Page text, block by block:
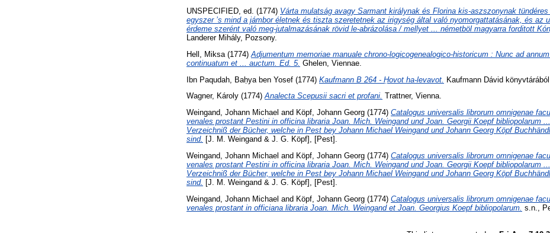
UNSPECIFIED, ed. (1774) Várta mulatság avagy Sarmant királynak és Florina kis-aszszonynak
egyszer ’s mind a jámbor életnek és tiszta szeretetnek az irigység által való nyomorgattatásának, és az
érdeme szerént való meg-jutalmazásának rövid le-abrázolása / mellyet ... németböl magyarra forditott
Landerer Mihály, Pozsony.
Hell, Miksa (1774) Adjumentum memoriae manuale chrono-logicogenealogico-historicum : Nunc ad
continuatum et ... auctum. Ed. 5. Ghelen, Viennae.
Ibn Paqudah, Baḥya ben Yosef (1774) Kaufmann B 264 - Ḥovot ha-levavot. Kaufmann Dávid
Wagner, Károly (1774)Analecta Scepusii sacri et profani. Trattner, Vienna.
Weingand, Johann Michael and Köpf, Johann Georg (1774) Catalogus universalis librorum omnigenae
venales prostant Pestini in officina libraria Joan. Mich. Weingand und Joan. Georgii Koepf bibliopolarum
Verzeichniß der Bücher, welche in Pest bey Johann Michael Weingand und Johann Georg Köpf
sind. [J. M. Weingand & J. G. Köpf], [Pest].
Weingand, Johann Michael and Köpf, Johann Georg (1774) Catalogus universalis librorum omnigenae
venales prostant Pestini in officina libraria Joan. Mich. Weingand und Joan. Georgii Koepf bibliopolarum
Verzeichniß der Bücher, welche in Pest bey Johann Michael Weingand und Johann Georg Köpf
sind. [J. M. Weingand & J. G. Köpf], [Pest].
Weingand, Johann Michael and Köpf, Johann Georg (1774) Catalogus universalis librorum omnigenae
venales prostant in officiana libraria Joan. Mich. Weingand et Joan. Georgius Koepf bibliopolarum. s.n.,